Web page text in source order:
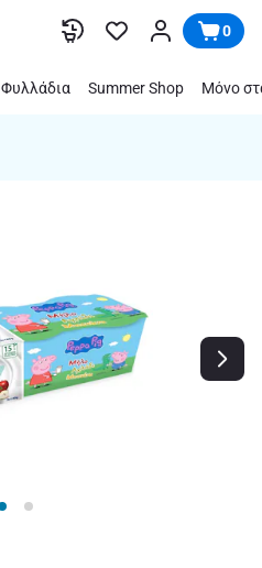
0
Φυλλάδια Summer Shop Μόνο